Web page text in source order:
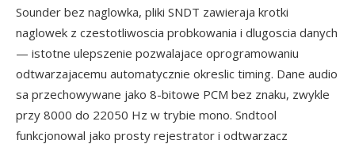
Sounder bez naglowka, pliki SNDT zawieraja krotki
naglowek z czestotliwoscia probkowania i dlugoscia danych
— istotne ulepszenie pozwalajace oprogramowaniu
odtwarzajacemu automatycznie okreslic timing. Dane audio
sa przechowywane jako 8-bitowe PCM bez znaku, zwykle
przy 8000 do 22050 Hz w trybie mono. Sndtool
funkcjonowal jako prosty rejestrator i odtwarzacz